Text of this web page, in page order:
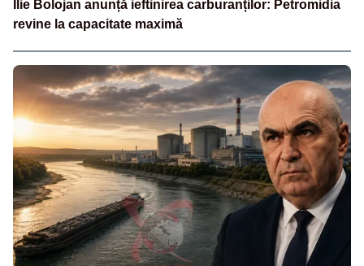
Ilie Bolojan anunță ieftinirea carburanților: Petromidia
revine la capacitate maximă